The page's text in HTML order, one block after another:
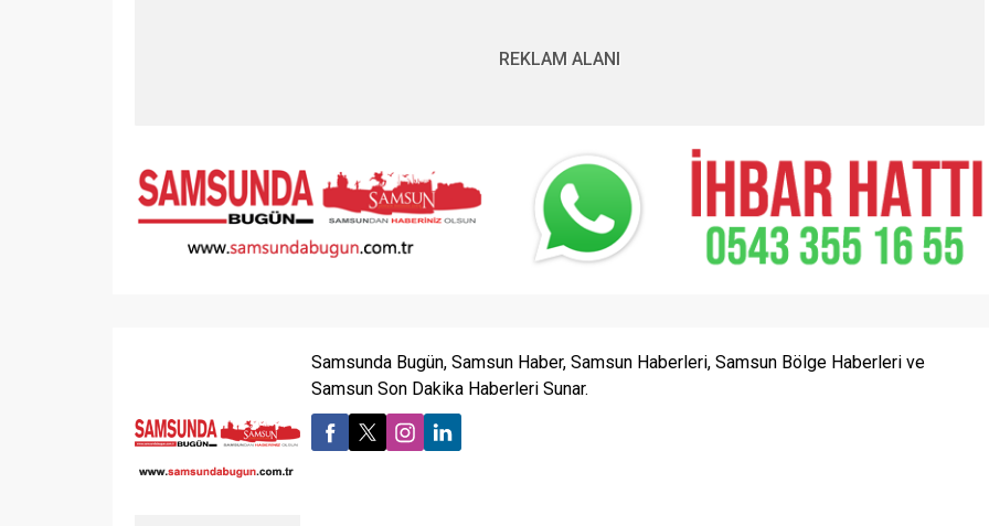
REKLAM ALANI
Samsunda Bugün, Samsun Haber, Samsun Haberleri, Samsun Bölge Haberleri ve
Samsun Son Dakika Haberleri Sunar.